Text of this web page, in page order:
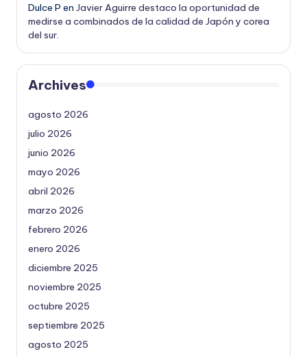
Dulce P en Javier Aguirre destaco la oportunidad de
medirse a combinados de la calidad de Japón y corea
del sur.
Archives
agosto 2026
julio 2026
junio 2026
mayo 2026
abril 2026
marzo 2026
febrero 2026
enero 2026
diciembre 2025
noviembre 2025
octubre 2025
septiembre 2025
agosto 2025